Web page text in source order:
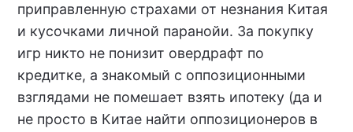
приправленную страхами от незнания Китая
и кусочками личной паранойи. За покупку
игр никто не понизит овердрафт по
кредитке, а знакомый с оппозиционными
взглядами не помешает взять ипотеку (да и
не просто в Китае найти оппозиционеров в